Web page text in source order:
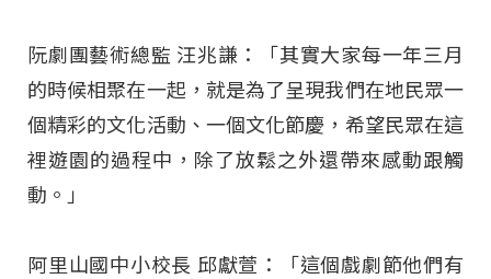
阮劇團藝術總監 汪兆謙：「其實大家每一年三月
的時候相聚在一起，就是為了呈現我們在地民眾一
個精彩的文化活動、一個文化節慶，希望民眾在這
裡遊園的過程中，除了放鬆之外還帶來感動跟觸
動。」
阿里山國中小校長 邱獻萱：「這個戲劇節他們有